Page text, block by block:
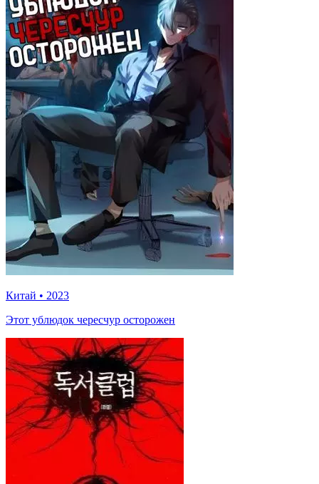
Китай • 2023
Этот ублюдок чересчур осторожен